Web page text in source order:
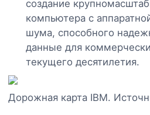
создание
компьютера с
шума, способного
данные для
текущего десятилетия.
Дорожная карта IBM.